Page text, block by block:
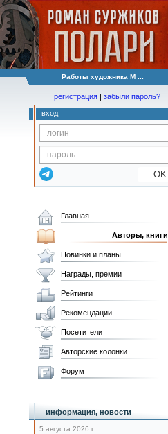
Работы художника М ...
регистрация | забыли пароль?
вход
OK
Главная
Авторы, книги
Новинки и планы
Награды, премии
Рейтинги
Рекомендации
Посетители
Авторские колонки
Форум
информация, новости
5 августа 2026 г.